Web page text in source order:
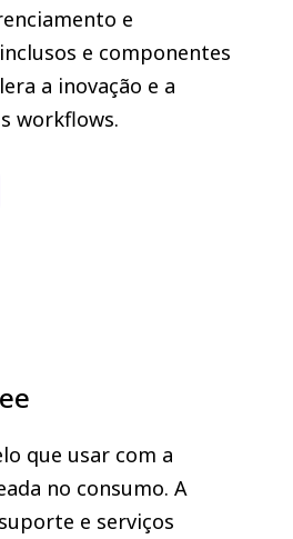
e
e componentes
a inovação e a
workflows.
que usar com a
no consumo. A
e serviços